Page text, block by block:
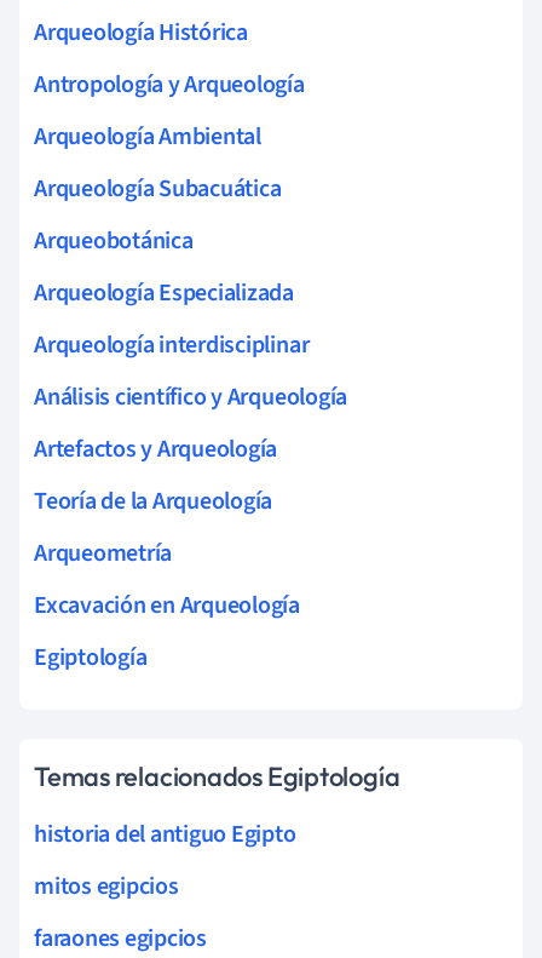
Arqueología Histórica
Antropología y Arqueología
Arqueología Ambiental
Arqueología Subacuática
Arqueobotánica
Arqueología Especializada
Arqueología interdisciplinar
Análisis científico y Arqueología
Artefactos y Arqueología
Teoría de la Arqueología
Arqueometría
Excavación en Arqueología
Egiptología
Temas relacionados Egiptología
historia del antiguo Egipto
mitos egipcios
faraones egipcios